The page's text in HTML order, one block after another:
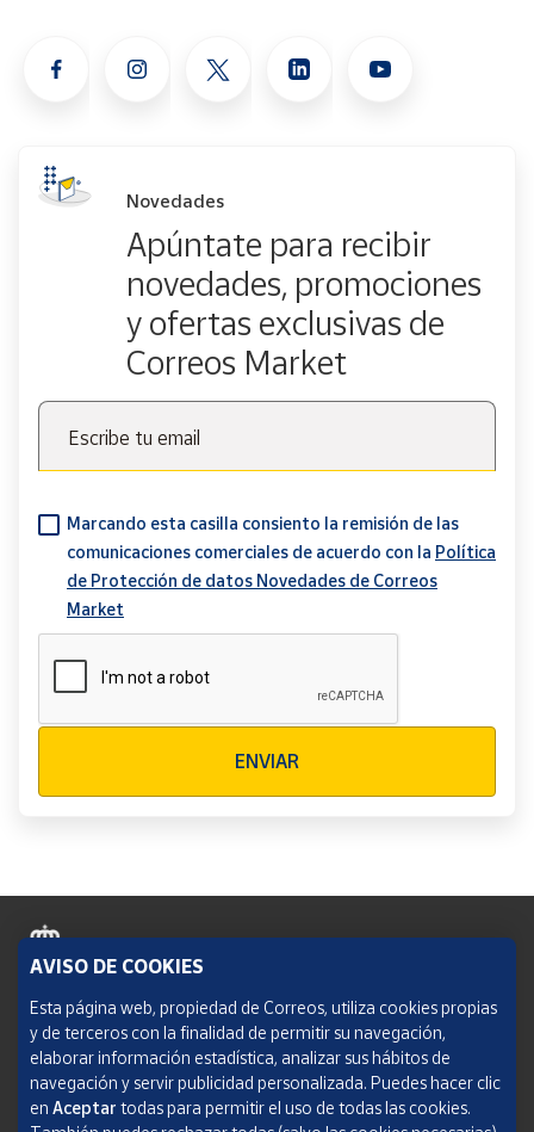
Novedades
Apúntate para recibir
novedades, promociones
y ofertas exclusivas de
Correos Market
Escribe tu email
Marcando esta casilla consiento la remisión de las
comunicaciones comerciales de acuerdo con la Política
de Protección de datos Novedades de Correos
Market
ENVIAR
Política de cookies
Aviso legal
Condiciones del servicio
AVISO DE COOKIES
Esta página web, propiedad de Correos, utiliza cookies propias
y de terceros con la finalidad de permitir su navegación,
elaborar información estadística, analizar sus hábitos de
navegación y servir publicidad personalizada. Puedes hacer clic
en Aceptar todas para permitir el uso de todas las cookies.